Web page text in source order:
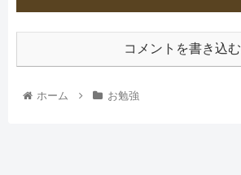
コメントを書き込む
ホーム お勉強